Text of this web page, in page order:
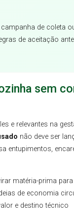
de coleta
de aceitação
sem
e relevantes na
não deve ser
entupimentos,
matéria-prima para
de economia
e destino técnico